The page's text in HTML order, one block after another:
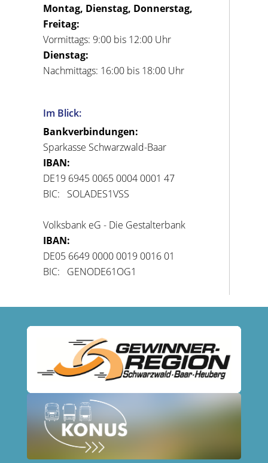
Montag, Dienstag, Donnerstag,
Freitag:
Vormittags: 9:00 bis 12:00 Uhr
Dienstag:
Nachmittags: 16:00 bis 18:00 Uhr
Im Blick:
Bankverbindungen:
Sparkasse Schwarzwald-Baar
IBAN:
DE19 6945 0065 0004 0001 47
BIC: SOLADES1VSS
Volksbank eG - Die Gestalterbank
IBAN:
DE05 6649 0000 0019 0016 01
BIC: GENODE61OG1